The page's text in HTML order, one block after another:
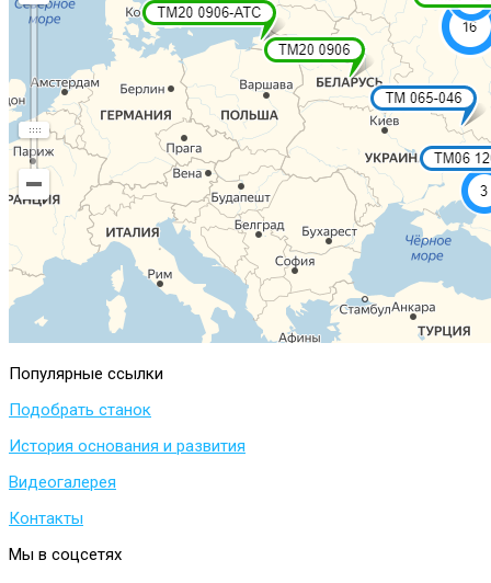
Популярные ссылки
Подобрать станок
История основания и развития
Видеогалерея
Контакты
Мы в соцсетях